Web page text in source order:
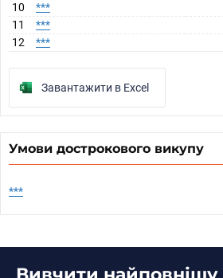
10
***
11
***
12
***
Завантажити в Excel
Умови дострокового викупу
***